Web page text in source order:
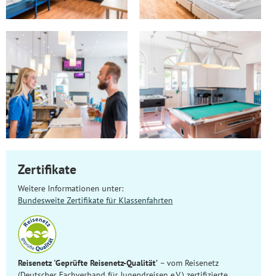
Zertifikate
Weitere Informationen unter:
Bundesweite Zertifikate für Klassenfahrten
Reisenetz 'Geprüfte Reisenetz-Qualität' – vom Reisenetz